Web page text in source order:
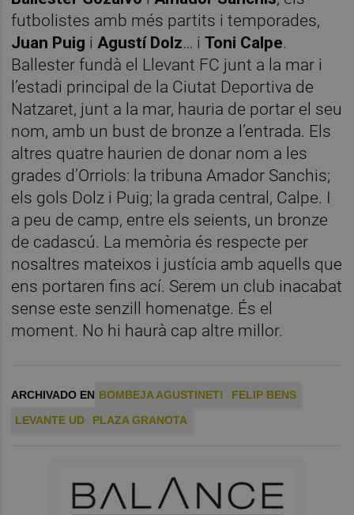
futbolistes amb més partits i temporades,
Juan Puig iAgustí Dolz… iToni Calpe.
Ballester fundà el Llevant FC junt a la mar i
l’estadi principal de la Ciutat Deportiva de
Natzaret, junt a la mar, hauria de portar el seu
nom, amb un bust de bronze a l’entrada. Els
altres quatre haurien de donar nom a les
grades d’Orriols: la tribuna Amador Sanchis;
els gols Dolz i Puig; la grada central, Calpe. I
a peu de camp, entre els seients, un bronze
de cadascú. La memòria és respecte per
nosaltres mateixos i justícia amb aquells que
ens portaren fins ací. Serem un club inacabat
sense este senzill homenatge. És el
moment. No hi haurà cap altre millor.
ARCHIVADO EN BOMBEJA AGUSTINET!
FELIP BENS
LEVANTE UD
PLAZA GRANOTA